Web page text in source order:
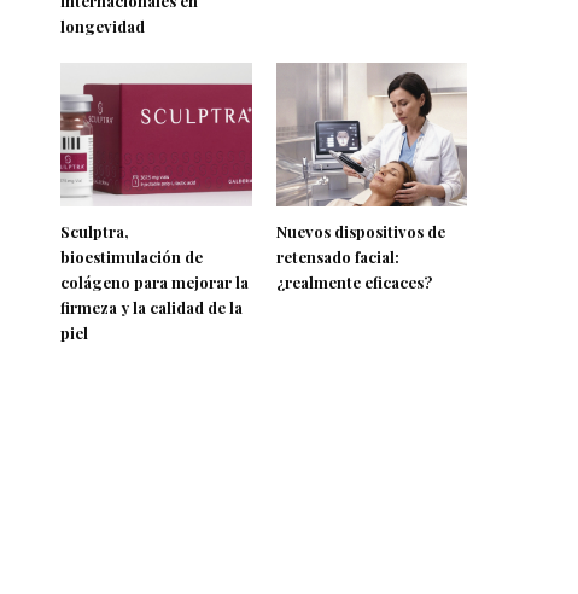
longevidad
Sculptra,
bioestimulación de
colágeno para mejorar la
firmeza y la calidad de la
piel
Nuevos dispositivos de
retensado facial:
¿realmente eficaces?